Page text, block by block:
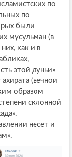
по
по
были
мусульман (в
как и в
этой дуньи»
(вечной
образом
склонной
несет и